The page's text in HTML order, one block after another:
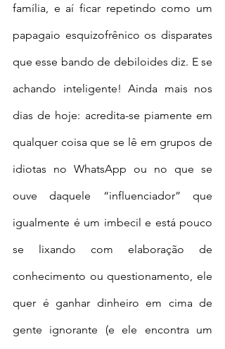
família, e aí ficar repetindo como um
papagaio esquizofrênico os disparates
que esse bando de debiloides diz. E se
achando inteligente! Ainda mais nos
dias de hoje: acredita-se piamente em
qualquer coisa que se lê em grupos de
idiotas no WhatsApp ou no que se
ouve daquele “influenciador” que
igualmente é um imbecil e está pouco
se lixando com elaboração de
conhecimento ou questionamento, ele
quer é ganhar dinheiro em cima de
gente ignorante (e ele encontra um